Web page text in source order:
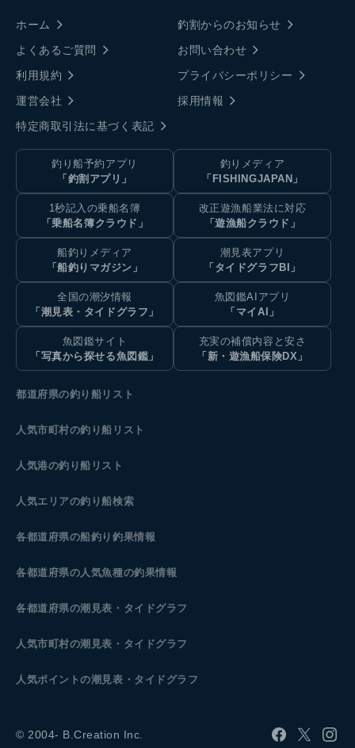
ホーム
釣割からのお知らせ
よくあるご質問
お問い合わせ
利用規約
プライバシーポリシー
運営会社
採用情報
特定商取引法に基づく表記
釣り船予約アプリ
「釣割アプリ」
釣りメディア
「FISHINGJAPAN」
1秒記入の乗船名簿
「乗船名簿クラウド」
改正遊漁船業法に対応
「遊漁船クラウド」
船釣りメディア
「船釣りマガジン」
潮見表アプリ
「タイドグラフBI」
全国の潮汐情報
「潮見表・タイドグラフ」
魚図鑑AIアプリ
「マイAI」
魚図鑑サイト
「写真から探せる魚図鑑」
充実の補償内容と安さ
「新・遊漁船保険DX」
都道府県の釣り船リスト
人気市町村の釣り船リスト
人気港の釣り船リスト
人気エリアの釣り船検索
各都道府県の船釣り釣果情報
各都道府県の人気魚種の釣果情報
各都道府県の潮見表 ・タイドグラフ
人気市町村の潮見表・タイドグラフ
人気ポイントの潮見表・タイドグラフ
© 2004- B.Creation Inc.